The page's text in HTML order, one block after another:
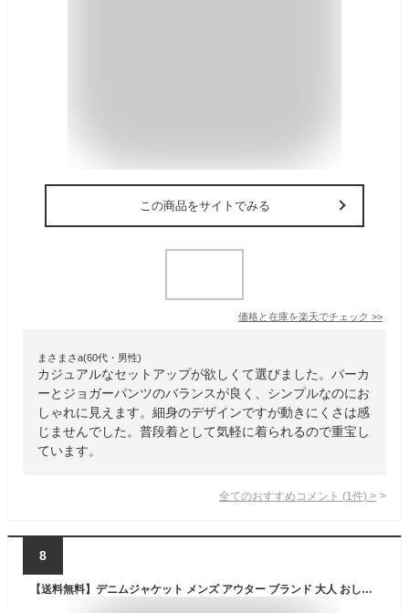
この商品をサイトでみる
価格と在庫を楽天でチェック >>
まさまさa(60代・男性)
カジュアルなセットアップが欲しくて選びました。パーカ
ーとジョガーパンツのバランスが良く、シンプルなのにお
しゃれに見えます。細身のデザインですが動きにくさは感
じませんでした。普段着として気軽に着られるので重宝し
ています。
全てのおすすめコメント (1 件) >
8
【送料無料】デニムジャケット メンズ アウター ブランド 大人 おしゃれ ダメージ加工 大きいサイズ ジージャン Gジャン おしゃれ デニム ジャケット 大人 ダメージ クラッシュ ビンテージ カジュアル 黒デニム 男性 服 CavariA 20代 30代 40代 50代 秋 冬 春 ファッション